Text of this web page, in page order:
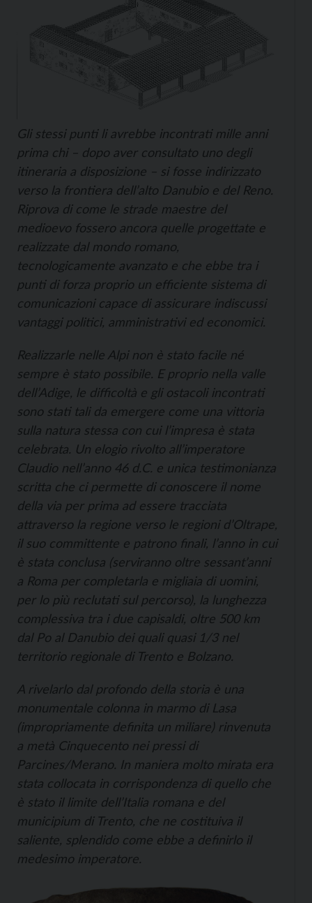
Gli stessi punti li avrebbe incontrati mille anni
prima chi – dopo aver consultato uno degli
itineraria a disposizione – si fosse indirizzato
verso la frontiera dell’alto Danubio e del Reno.
Riprova di come le strade maestre del
medioevo fossero ancora quelle progettate e
realizzate dal mondo romano,
tecnologicamente avanzato e che ebbe tra i
punti di forza proprio un efficiente sistema di
comunicazioni capace di assicurare indiscussi
vantaggi politici, amministrativi ed economici.
Realizzarle nelle Alpi non è stato facile né
sempre è stato possibile. E proprio nella valle
dell’Adige, le difficoltà e gli ostacoli incontrati
sono stati tali da emergere come una vittoria
sulla natura stessa con cui l’impresa è stata
celebrata. Un elogio rivolto all’imperatore
Claudio nell’anno 46 d.C. e unica testimonianza
scritta che ci permette di conoscere il nome
della via per prima ad essere tracciata
attraverso la regione verso le regioni d’Oltrape,
il suo committente e patrono finali, l’anno in cui
è stata conclusa (serviranno oltre sessant’anni
a Roma per completarla e migliaia di uomini,
per lo più reclutati sul percorso), la lunghezza
complessiva tra i due capisaldi, oltre 500 km
dal Po al Danubio dei quali quasi 1/3 nel
territorio regionale di Trento e Bolzano.
A rivelarlo dal profondo della storia è una
monumentale colonna in marmo di Lasa
(impropriamente definita un miliare) rinvenuta
a metà Cinquecento nei pressi di
Parcines/Merano. In maniera molto mirata era
stata collocata in corrispondenza di quello che
è stato il limite dell’Italia romana e del
municipium di Trento, che ne costituiva il
saliente, splendido come ebbe a definirlo il
medesimo imperatore.